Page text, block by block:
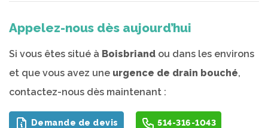
Appelez-nous dès aujourd’hui
Si vous êtes situé à Boisbriand ou dans les environs
et que vous avez une urgence de drain bouché,
contactez-nous dès maintenant :
Demande de devis 514-316-1043